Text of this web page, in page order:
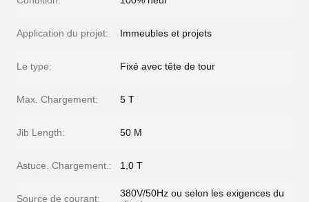
Application du projet: Immeubles et projets
Le type: Fixé avec tête de tour
Max. Chargement: 5 T
Jib Length: 50 M
Astuce. Chargement.: 1,0 T
Source de courant:
380V/50Hz ou selon les exigences du